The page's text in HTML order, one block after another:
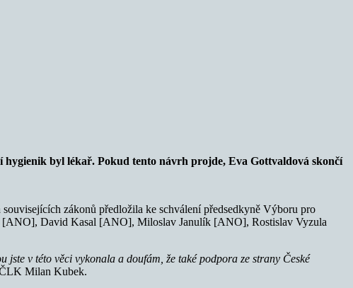
byl lékař. Pokud tento návrh projde, Eva Gottvaldová skončí
zákonů předložila ke schválení předsedkyně Výboru pro
David Kasal [ANO], Miloslav Janulík [ANO], Rostislav Vyzula
jste v této věci vykonala a doufám, že také podpora ze strany České
Milan Kubek.